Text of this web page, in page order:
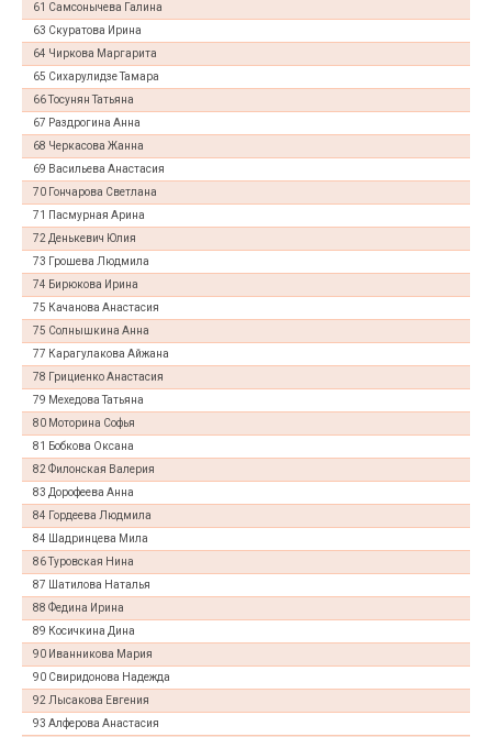
61 Самсонычева Галина
63 Скуратова Ирина
64 Чиркова Маргарита
65 Сихарулидзе Тамара
66 Тосунян Татьяна
67 Раздрогина Анна
68 Черкасова Жанна
69 Васильева Анастасия
70 Гончарова Светлана
71 Пасмурная Арина
72 Денькевич Юлия
73 Грошева Людмила
74 Бирюкова Ирина
75 Качанова Анастасия
75 Солнышкина Анна
77 Карагулакова Айжана
78 Грициенко Анастасия
79 Мехедова Татьяна
80 Моторина Софья
81 Бобкова Оксана
82 Филонская Валерия
83 Дорофеева Анна
84 Гордеева Людмила
84 Шадринцева Мила
86 Туровская Нина
87 Шатилова Наталья
88 Федина Ирина
89 Косичкина Дина
90 Иванникова Мария
90 Свиридонова Надежда
92 Лысакова Евгения
93 Алферова Анастасия